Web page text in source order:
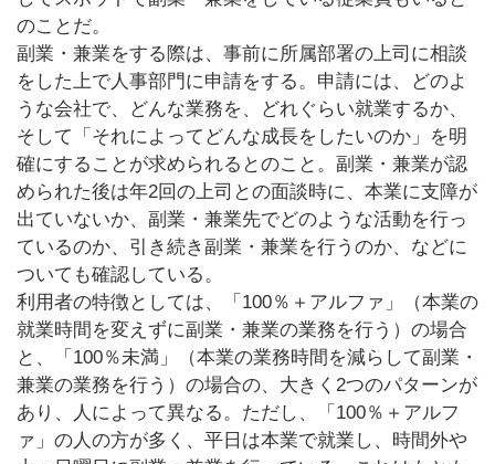
のことだ。
副業・兼業をする際は、事前に所属部署の上司に相談
をした上で人事部門に申請をする。申請には、どのよ
うな会社で、どんな業務を、どれぐらい就業するか、
そして「それによってどんな成長をしたいのか」を明
確にすることが求められるとのこと。副業・兼業が認
められた後は年2回の上司との面談時に、本業に支障が
出ていないか、副業・兼業先でどのような活動を行っ
ているのか、引き続き副業・兼業を行うのか、などに
ついても確認している。
利用者の特徴としては、「100％＋アルファ」（本業の
就業時間を変えずに副業・兼業の業務を行う）の場合
と、「100％未満」（本業の業務時間を減らして副業・
兼業の業務を行う）の場合の、大きく2つのパターンが
あり、人によって異なる。ただし、「100％＋アルフ
ァ」の人の方が多く、平日は本業で就業し、時間外や